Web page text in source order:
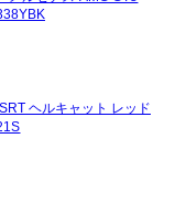
ヘルキャット レッド